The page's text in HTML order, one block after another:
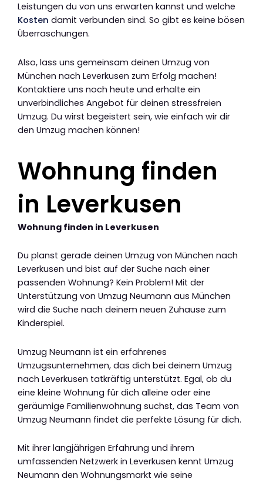
Leistungen du von uns erwarten kannst und welche
Kosten damit verbunden sind. So gibt es keine bösen
Überraschungen.
Also, lass uns gemeinsam deinen Umzug von
München nach Leverkusen zum Erfolg machen!
Kontaktiere uns noch heute und erhalte ein
unverbindliches Angebot für deinen stressfreien
Umzug. Du wirst begeistert sein, wie einfach wir dir
den Umzug machen können!
Wohnung finden
in Leverkusen
Wohnung finden in Leverkusen
Du planst gerade deinen Umzug von München nach
Leverkusen und bist auf der Suche nach einer
passenden Wohnung? Kein Problem! Mit der
Unterstützung von Umzug Neumann aus München
wird die Suche nach deinem neuen Zuhause zum
Kinderspiel.
Umzug Neumann ist ein erfahrenes
Umzugsunternehmen, das dich bei deinem Umzug
nach Leverkusen tatkräftig unterstützt. Egal, ob du
eine kleine Wohnung für dich alleine oder eine
geräumige Familienwohnung suchst, das Team von
Umzug Neumann findet die perfekte Lösung für dich.
Mit ihrer langjährigen Erfahrung und ihrem
umfassenden Netzwerk in Leverkusen kennt Umzug
Neumann den Wohnungsmarkt wie seine